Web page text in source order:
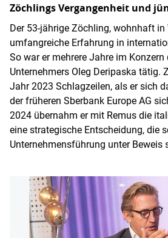
Zöchlings Vergangenheit und
Der 53-jährige Zöchling, wohnhaft in
umfangreiche Erfahrung in
So war er mehrere Jahre im Konzern
Unternehmers Oleg Deripaska tätig.
Jahr 2023 Schlagzeilen, als er sich
der früheren Sberbank Europe AG
2024 übernahm er mit Remus die
eine strategische Entscheidung, die
Unternehmensführung unter Beweis